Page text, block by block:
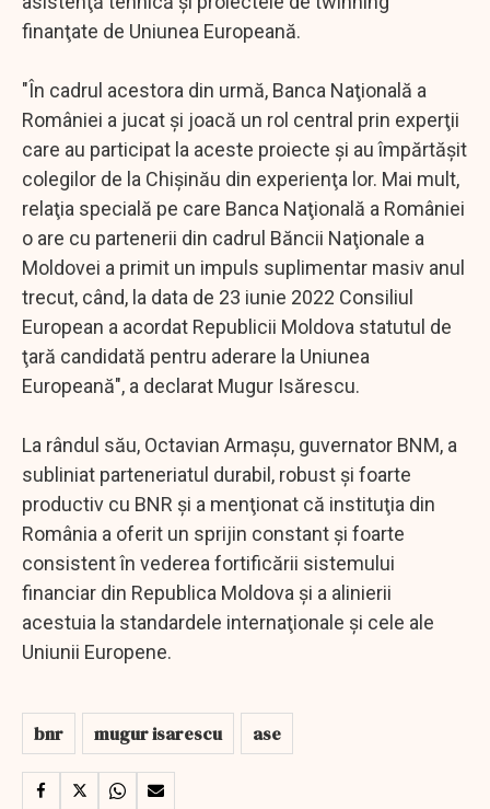
finanţate de Uniunea Europeană.
"În cadrul acestora din urmă, Banca Naţională a
României a jucat şi joacă un rol central prin experţii
care au participat la aceste proiecte şi au împărtăşit
colegilor de la Chişinău din experienţa lor. Mai mult,
relaţia specială pe care Banca Naţională a României
o are cu partenerii din cadrul Băncii Naţionale a
Moldovei a primit un impuls suplimentar masiv anul
trecut, când, la data de 23 iunie 2022 Consiliul
European a acordat Republicii Moldova statutul de
ţară candidată pentru aderare la Uniunea
Europeană", a declarat Mugur Isărescu.
La rândul său, Octavian Armaşu, guvernator BNM, a
subliniat parteneriatul durabil, robust şi foarte
productiv cu BNR şi a menţionat că instituţia din
România a oferit un sprijin constant şi foarte
consistent în vederea fortificării sistemului
financiar din Republica Moldova şi a alinierii
acestuia la standardele internaţionale şi cele ale
Uniunii Europene.
bnr mugur isarescu ase